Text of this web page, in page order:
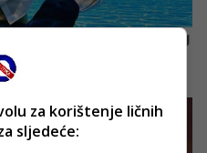
za korištenje ličnih
sljedeće: